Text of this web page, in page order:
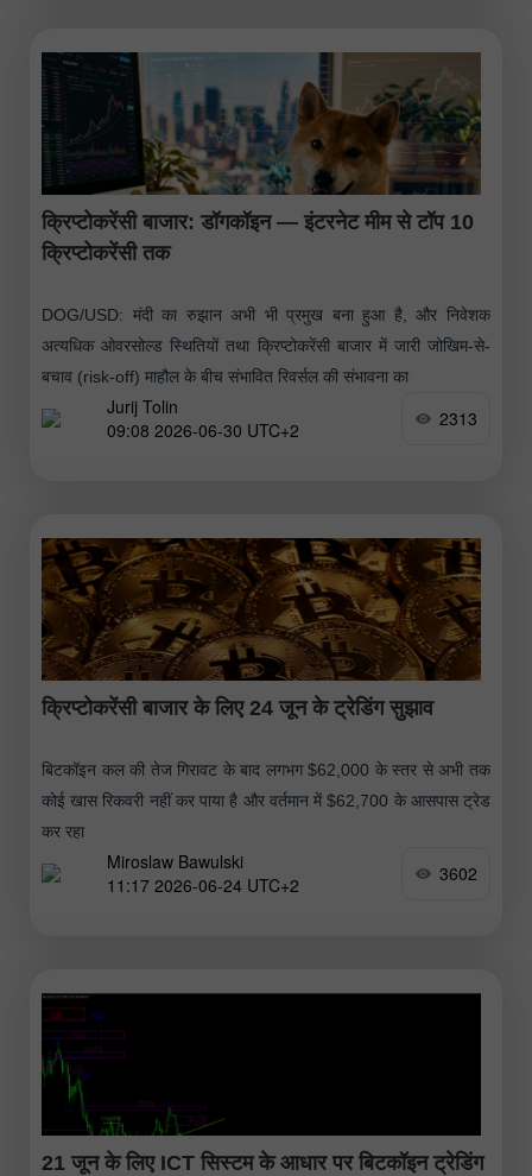
क्रिप्टोकरेंसी बाजार: डॉगकॉइन — इंटरनेट मीम से टॉप 10
क्रिप्टोकरेंसी तक
DOG/USD: मंदी का रुझान अभी भी प्रमुख बना हुआ है, और निवेशक
अत्यधिक ओवरसोल्ड स्थितियों तथा क्रिप्टोकरेंसी बाजार में जारी जोखिम-से-
बचाव (risk-off) माहौल के बीच संभावित रिवर्सल की संभावना का
Jurij Tolin
09:08 2026-06-30 UTC+2
2313
क्रिप्टोकरेंसी बाजार के लिए 24 जून के ट्रेडिंग सुझाव
बिटकॉइन कल की तेज गिरावट के बाद लगभग $62,000 के स्तर से अभी तक
कोई खास रिकवरी नहीं कर पाया है और वर्तमान में $62,700 के आसपास ट्रेड
कर रहा
Miroslaw Bawulski
11:17 2026-06-24 UTC+2
3602
21 जून के लिए ICT सिस्टम के आधार पर बिटकॉइन ट्रेडिंग